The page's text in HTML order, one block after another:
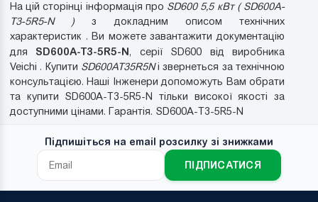
На цій сторінці інформація про SD600 5,5 кВт ( SD600A-
T3-5R5-N ) з докладним описом технічних
характеристик . Ви можете завантажити документацію
для SD600A-T3-5R5-N, серії SD600 від виробника
Veichi . Купити SD600AT35R5Nі звернеться за технічною
консультацією. Наші Інженери допоможуть Вам обрати
та купити SD600A-T3-5R5-N тільки високої якості за
доступними цінами. Гарантія. SD600A-T3-5R5-N
Підпишіться на email розсилку зі знижками
ПІДПИСАТИСЯ